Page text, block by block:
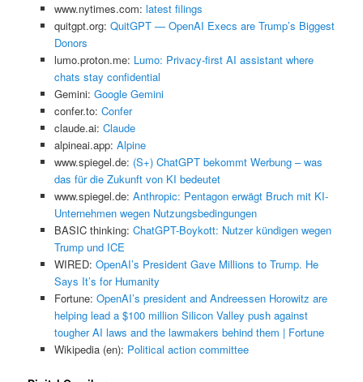
www.nytimes.com: latest filings
quitgpt.org: QuitGPT — OpenAI Execs are Trump’s Biggest
Donors
lumo.proton.me: Lumo: Privacy-first AI assistant where
chats stay confidential
Gemini: ‎Google Gemini
confer.to: Confer
claude.ai: Claude
alpineai.app: Alpine
www.spiegel.de: (S+) ChatGPT bekommt Werbung – was
das für die Zukunft von KI bedeutet
www.spiegel.de: Anthropic: Pentagon erwägt Bruch mit KI-
Unternehmen wegen Nutzungsbedingungen
BASIC thinking: ChatGPT-Boykott: Nutzer kündigen wegen
Trump und ICE
WIRED: OpenAI’s President Gave Millions to Trump. He
Says It’s for Humanity
Fortune: OpenAI’s president and Andreessen Horowitz are
helping lead a $100 million Silicon Valley push against
tougher AI laws and the lawmakers behind them | Fortune
Wikipedia (en): Political action committee